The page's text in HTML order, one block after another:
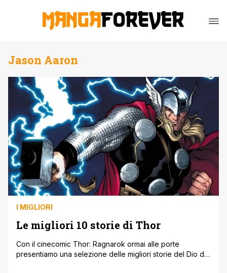
Jason Aaron
I MIGLIORI
Le migliori 10 storie di Thor
Con il cinecomic Thor: Ragnarok ormai alle porte
presentiamo una selezione delle migliori storie del Dio del